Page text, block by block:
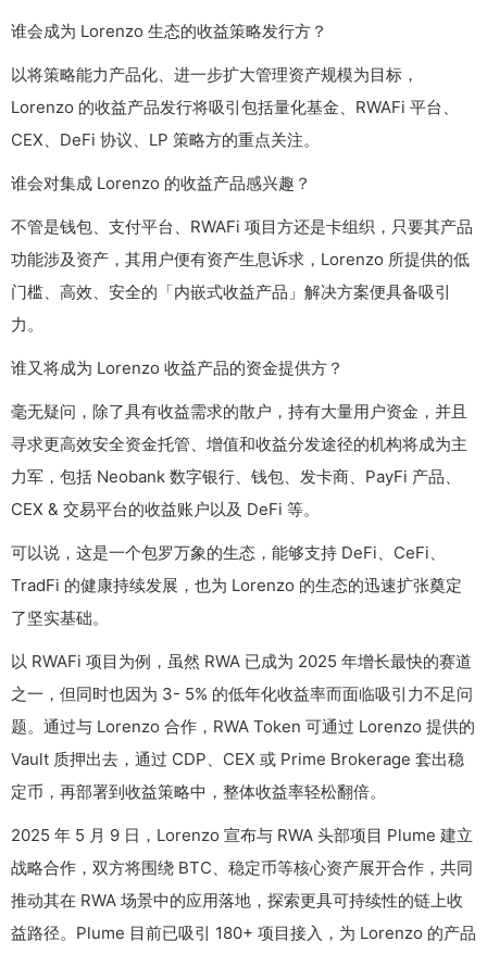
谁会成为 Lorenzo 生态的收益策略发行方？
以将策略能力产品化、进一步扩大管理资产规模为目标，
Lorenzo 的收益产品发行将吸引包括量化基金、RWAFi 平台、
CEX、DeFi 协议、LP 策略方的重点关注。
谁会对集成 Lorenzo 的收益产品感兴趣？
不管是钱包、支付平台、RWAFi 项目方还是卡组织，只要其产品
功能涉及资产，其用户便有资产生息诉求，Lorenzo 所提供的低
门槛、高效、安全的「内嵌式收益产品」解决方案便具备吸引
力。
谁又将成为 Lorenzo 收益产品的资金提供方？
毫无疑问，除了具有收益需求的散户，持有大量用户资金，并且
寻求更高效安全资金托管、增值和收益分发途径的机构将成为主
力军，包括 Neobank 数字银行、钱包、发卡商、PayFi 产品、
CEX & 交易平台的收益账户以及 DeFi 等。
可以说，这是一个包罗万象的生态，能够支持 DeFi、CeFi、
TradFi 的健康持续发展，也为 Lorenzo 的生态的迅速扩张奠定
了坚实基础。
以 RWAFi 项目为例，虽然 RWA 已成为 2025 年增长最快的赛道
之一，但同时也因为 3- 5% 的低年化收益率而面临吸引力不足问
题。通过与 Lorenzo 合作，RWA Token 可通过 Lorenzo 提供的
Vault 质押出去，通过 CDP、CEX 或 Prime Brokerage 套出稳
定币，再部署到收益策略中，整体收益率轻松翻倍。
2025 年 5 月 9 日，Lorenzo 宣布与 RWA 头部项目 Plume 建立
战略合作，双方将围绕 BTC、稳定币等核心资产展开合作，共同
推动其在 RWA 场景中的应用落地，探索更具可持续性的链上收
益路径。Plume 目前已吸引 180+ 项目接入，为 Lorenzo 的产品